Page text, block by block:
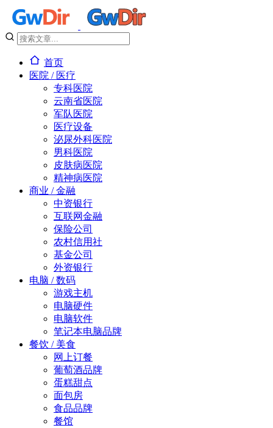
首页
医院 / 医疗
专科医院
云南省医院
军队医院
医疗设备
泌尿外科医院
男科医院
皮肤病医院
精神病医院
商业 / 金融
中资银行
互联网金融
保险公司
农村信用社
基金公司
外资银行
电脑 / 数码
游戏主机
电脑硬件
电脑软件
笔记本电脑品牌
餐饮 / 美食
网上订餐
葡萄酒品牌
蛋糕甜点
面包房
食品品牌
餐馆